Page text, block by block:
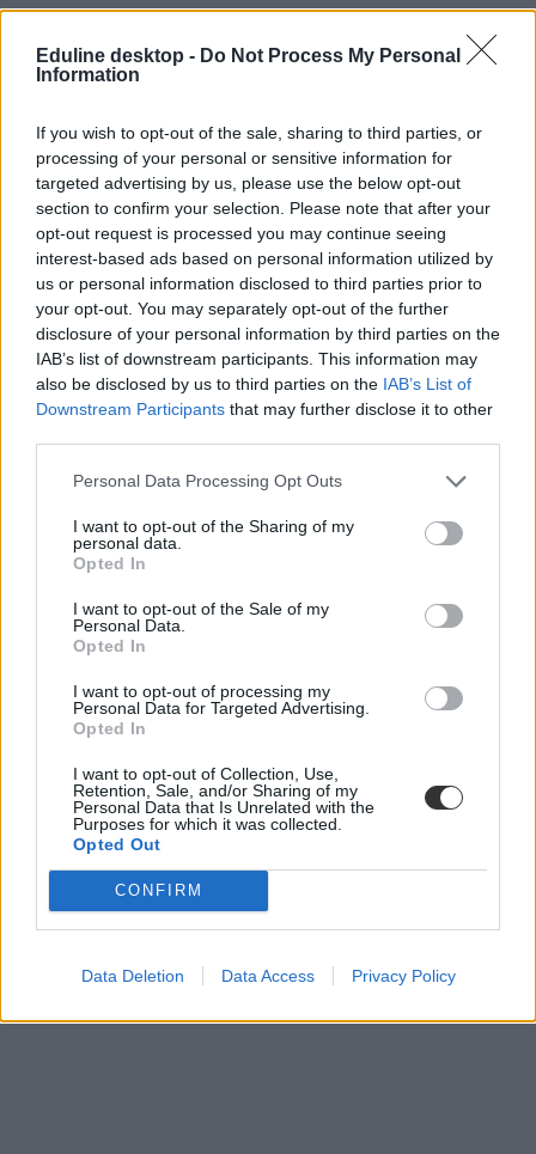
Eduline desktop - Do Not Process My Personal
Information
If you wish to opt-out of the sale, sharing to third parties, or
processing of your personal or sensitive information for
targeted advertising by us, please use the below opt-out
section to confirm your selection. Please note that after your
opt-out request is processed you may continue seeing
interest-based ads based on personal information utilized by
us or personal information disclosed to third parties prior to
your opt-out. You may separately opt-out of the further
disclosure of your personal information by third parties on the
IAB’s list of downstream participants. This information may
also be disclosed by us to third parties on the IAB’s List of
Downstream Participants that may further disclose it to other
Personal Data Processing Opt Outs
I want to opt-out of the Sharing of my
personal data.
Opted In
I want to opt-out of the Sale of my
Personal Data.
Opted In
I want to opt-out of processing my
Personal Data for Targeted Advertising.
Opted In
I want to opt-out of Collection, Use,
Retention, Sale, and/or Sharing of my
Personal Data that Is Unrelated with the
Purposes for which it was collected.
Opted Out
CONFIRM
Data Deletion Data Access Privacy Policy
állami támogatás
Bölcsőde
hadházy ákos
mini bölcsőde